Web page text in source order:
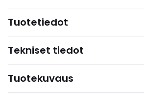
Tuotetiedot
Tekniset tiedot
Tuotekuvaus